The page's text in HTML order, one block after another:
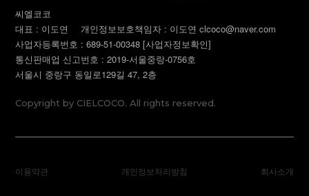
씨엘코코
대표 : 이도연
개인정보보호책임자 : 이도연 clcoco@naver.com
사업자등록번호 : 689-51-00348[사업자정보확인]
통신판매업 신고번호 : 2019-서울중랑-0756호
서울시 중랑구 동일로129길 47, 2층
Copyright by CIELCOCO. All rights reserved.
이용약관 개인정보처리방침 회사소개